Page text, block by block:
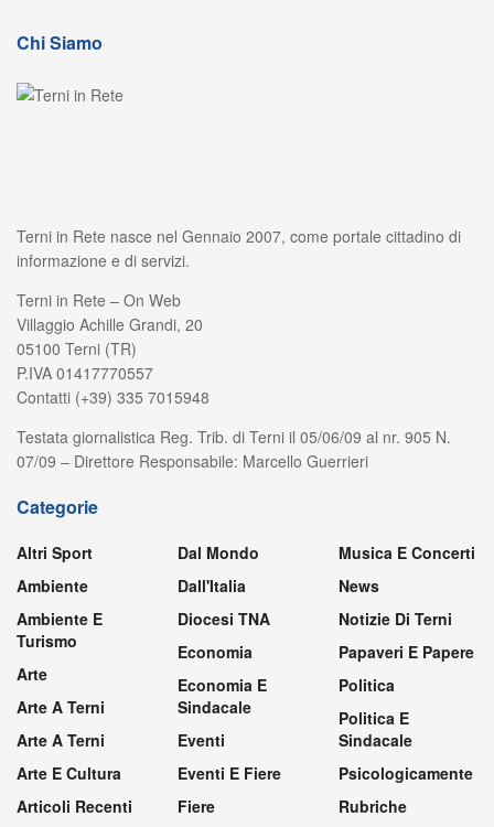
Chi Siamo
Terni in Rete nasce nel Gennaio 2007, come portale cittadino di
informazione e di servizi.
Terni in Rete – On Web
Villaggio Achille Grandi, 20
05100 Terni (TR)
P.IVA 01417770557
Contatti (+39) 335 7015948
Testata giornalistica Reg. Trib. di Terni il 05/06/09 al nr. 905 N.
07/09 – Direttore Responsabile: Marcello Guerrieri
Categorie
Altri Sport
Ambiente
Ambiente E
Turismo
Arte
Arte A Terni
Arte A Terni
Arte E Cultura
Articoli Recenti
Dal Mondo
Dall'Italia
Diocesi TNA
Economia
Economia E
Sindacale
Eventi
Eventi E Fiere
Fiere
Musica E Concerti
News
Notizie Di Terni
Papaveri E Papere
Politica
Politica E
Sindacale
Psicologicamente
Rubriche